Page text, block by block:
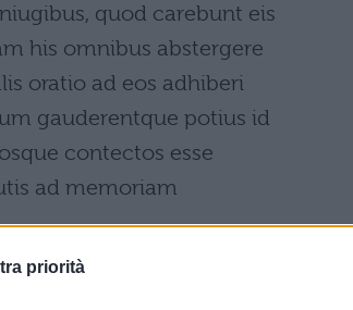
priorità
quod carebunt eis
his omnibus abstergere
oratio ad eos adhiberi
gauderentque potius id
contectos esse
ad memoriam